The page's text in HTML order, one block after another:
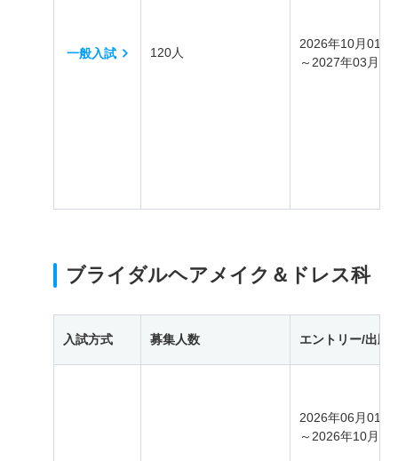
一般入試 120人
2026年10月01日
～2027年03月31
ブライダルヘアメイク＆ドレス科
入試方式 募集人数 エントリー/出願
2026年06月01日
～2026年10月31